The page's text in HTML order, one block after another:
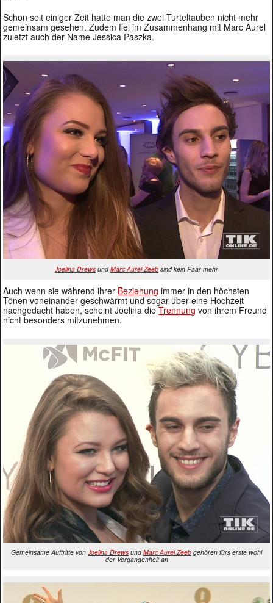
Schon seit einiger Zeit hatte man die zwei Turteltauben nicht mehr
gemeinsam gesehen. Zudem fiel im Zusammenhang mit Marc Aurel
zuletzt auch der Name Jessica Paszka.
Joelina Drews undMarc Aurel Zeeb sind kein Paar mehr
Auch wenn sie während ihrer Beziehung immer in den höchsten
Tönen voneinander geschwärmt und sogar über eine Hochzeit
nachgedacht haben, scheint Joelina dieTrennung von ihrem Freund
nicht besonders mitzunehmen.
Gemeinsame Auftritte von Joelina Drews undMarc Aurel Zeeb gehören fürs erste wohl
der Vergangenheit an